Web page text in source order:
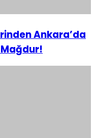
Ankara’da